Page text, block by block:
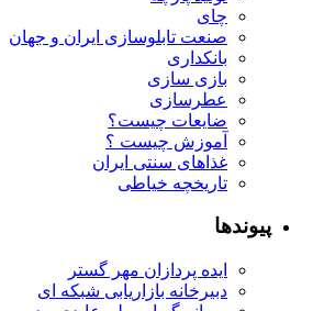
چای
صنعت تابلوسازی ایران و جهان
بانکداری
بازی سازی
عطرسازی
ضایعات چیست؟
آموزش چیست ؟
غذاهای سنتی ایران
تاریخچه خیاطی
پیوندها
ایده پردازان مهر گستر
دبیرخانه بازاریابی شبکه ای